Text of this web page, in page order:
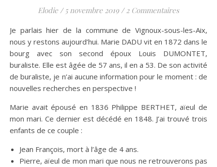
Elodie / 5 novembre 2019 / 2 Commentaires
Je parlais hier de la commune de Vignoux-sous-les-Aix,
nous y restons aujourd’hui. Marie DADU vit en 1872 dans le
bourg avec son second époux Louis DUMONTET,
buraliste. Elle est âgée de 57 ans, il en a 53. De son activité
de buraliste, je n’ai aucune information pour le moment : de
nouvelles recherches en perspective !
Marie avait épousé en 1836 Philippe BERTHET, aïeul de
mon mari. Ce dernier est décédé en 1848. J’ai trouvé trois
enfants de ce couple :
Jean François, mort à l’âge de 4 ans.
Pierre, aïeul de mon mari que nous ne retrouverons pas